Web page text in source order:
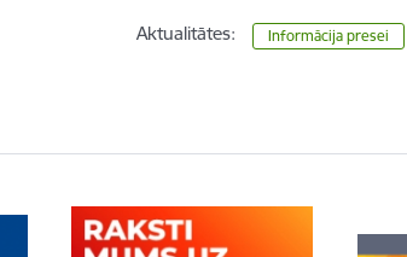
Aktualitātes: Informācija presei